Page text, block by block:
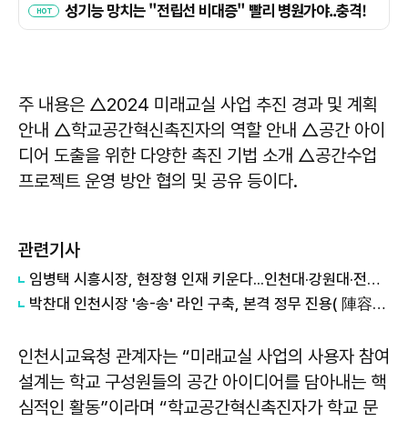
주 내용은 △2024 미래교실 사업 추진 경과 및 계획
안내 △학교공간혁신촉진자의 역할 안내 △공간 아이
디어 도출을 위한 다양한 촉진 기법 소개 △공간수업
프로젝트 운영 방안 협의 및 공유 등이다.
관련기사
임병택 시흥시장, 현장형 인재 키운다...인천대·강원대·전남대 등 학생 시흥서 바이오 실습
박찬대 인천시장 '송-송' 라인 구축, 본격 정무 진용( 陣容) 갖추기 나서
인천시교육청 관계자는 “미래교실 사업의 사용자 참여
설계는 학교 구성원들의 공간 아이디어를 담아내는 핵
심적인 활동”이라며 “학교공간혁신촉진자가 학교 문